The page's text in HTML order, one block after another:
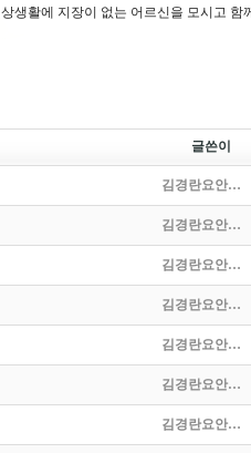
생활에 지장이 없는 어르신을 모시고 함
글쓴이
김경란요안…
김경란요안…
김경란요안…
김경란요안…
김경란요안…
김경란요안…
김경란요안…